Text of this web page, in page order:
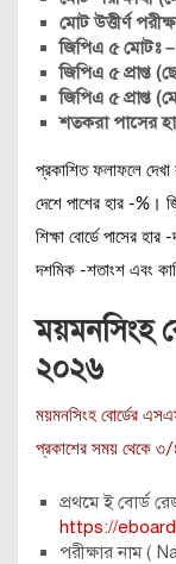
মোট উত্তীর্ণ
জিপিএ ৫ মোটঃ
জিপিএ ৫ প্রাপ্ত
জিপিএ ৫ প্রাপ্ত
শতকরা পাসের
প্রকাশিত ফলাফলে
দেশে পাশের হার -%।
শিক্ষা বোর্ডে পাসের
দশমিক -শতাংশ এবং
ময়মনসিংহ
২০২৬
ময়মনসিংহ বোর্ডের
প্রকাশের সময় থেকে ৩/
প্রথমে ই বোর্ড
https://
পরীক্ষার নাম (